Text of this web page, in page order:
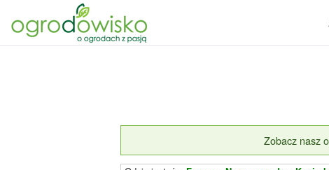
Zobacz nasz